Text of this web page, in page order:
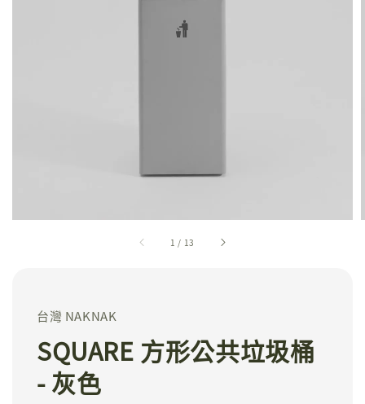
1 / 13
台灣 NAKNAK
SQUARE 方形公共垃圾桶
- 灰色